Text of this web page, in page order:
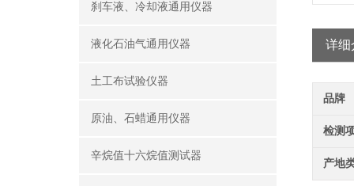
刹车液、冷却液通用仪器
液化石油气通用仪器
土工布试验仪器
原油、石蜡通用仪器
辛烷值十六烷值测试器
详细
品牌
检测
产地